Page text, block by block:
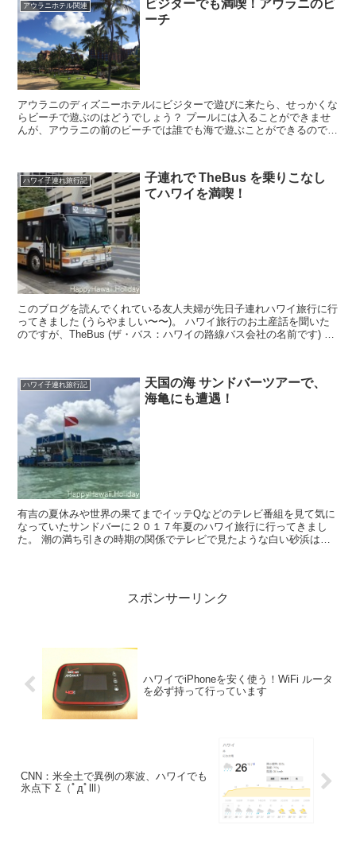
アウラニホテル関連
ビジターでも満喫！アウラニのビ
ーチ
アウラニのディズニーホテルにビジターで遊びに来たら、せっかくな
らビーチで遊ぶのはどうでしょう？ プールには入ることができませ
んが、アウラニの前のビーチでは誰でも海で遊ぶことができるので
ハワイ子連れ旅行記
子連れで TheBus を乗りこなし
てハワイを満喫！
このブログを読んでくれている友人夫婦が先日子連れハワイ旅行に行
ってきました (うらやましい〜〜)。 ハワイ旅行のお土産話を聞いた
のですが、TheBus (ザ・バス：ハワイの路線バス会社の名前です) を
ハワイ子連れ旅行記
天国の海 サンドバーツアーで、
海亀にも遭遇！
有吉の夏休みや世界の果てまでイッテQなどのテレビ番組を見て気に
なっていたサンドバーに２０１７年夏のハワイ旅行に行ってきまし
た。 潮の満ち引きの時期の関係でテレビで見たような白い砂浜は現
スポンサーリンク
ハワイでiPhoneを安く使う！WiFi ルータ
を必ず持って行っています
CNN：米全土で異例の寒波、ハワイでも
氷点下 Σ（ﾟдﾟlll）